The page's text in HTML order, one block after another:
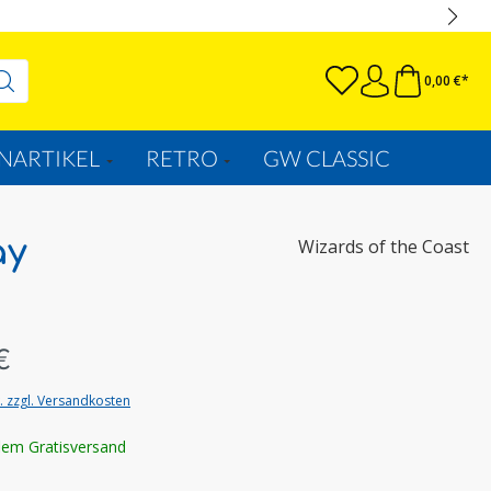
0,00 €*
RETRO GW CLASSIC
Wizards of the Coast
zzgl. Versandkosten
Gratisversand